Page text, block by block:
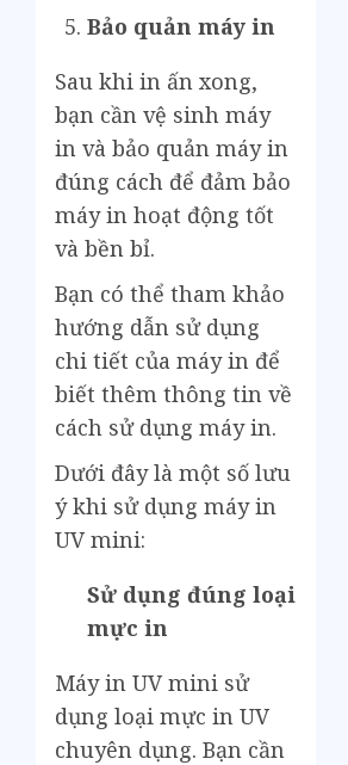
Bảo quản máy in
Sau khi in ấn xong,
bạn cần vệ sinh máy
in và bảo quản máy in
đúng cách để đảm bảo
máy in hoạt động tốt
và bền bỉ.
Bạn có thể tham khảo
hướng dẫn sử dụng
chi tiết của máy in để
biết thêm thông tin về
cách sử dụng máy in.
Dưới đây là một số lưu
ý khi sử dụng máy in
UV mini:
Sử dụng đúng loại
mực in
Máy in UV mini sử
dụng loại mực in UV
chuyên dụng. Bạn cần